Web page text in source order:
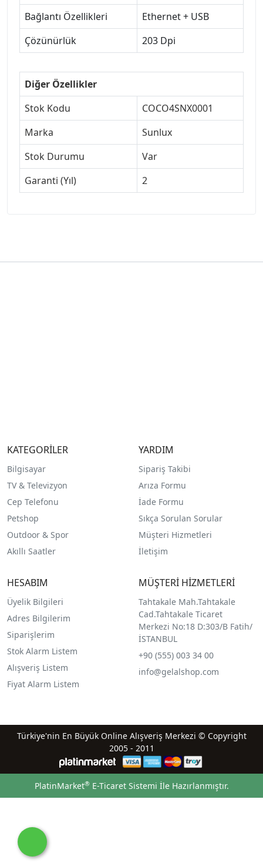
Bağlantı Özellikleri
Ethernet + USB
Çözünürlük
203 Dpi
Diğer Özellikler
Stok Kodu
COCO4SNX0001
Marka
Sunlux
Stok Durumu
Var
Garanti (Yıl)
2
KATEGORİLER
Bilgisayar
TV & Televizyon
Cep Telefonu
Petshop
Outdoor & Spor
Akıllı Saatler
YARDIM
Sipariş Takibi
Arıza Formu
İade Formu
Sıkça Sorulan Sorular
Müşteri Hizmetleri
İletişim
HESABIM
Üyelik Bilgileri
Adres Bilgilerim
Siparişlerim
Stok Alarm Listem
Alışveriş Listem
Fiyat Alarm Listem
MÜŞTERİ HİZMETLERİ
Tahtakale Mah.Tahtakale
Cad.Tahtakale Ticaret
Merkezi No:18 D:303/B Fatih/
İSTANBUL
+90 (555) 003 34 00
info@gelalshop.com
Türkiye'nin En Büyük Online Alışveriş Merkezi © Copyright
2005 - 2011
PlatinMarket®E-Ticaret Sistemi İle Hazırlanmıştır.